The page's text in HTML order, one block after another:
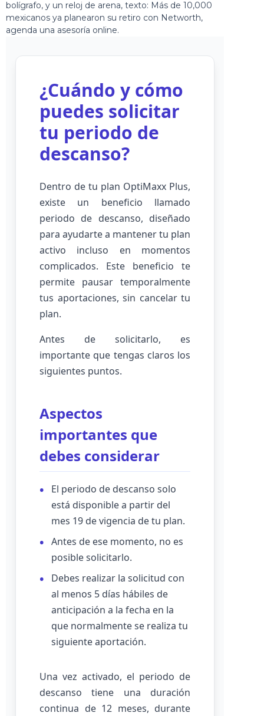
¿Cuándo y cómo
puedes solicitar
tu periodo de
descanso?
Dentro de tu plan OptiMaxx Plus,
existe un beneficio llamado
periodo de descanso, diseñado
para ayudarte a mantener tu plan
activo incluso en momentos
complicados. Este beneficio te
permite pausar temporalmente
tus aportaciones, sin cancelar tu
plan.
Antes de solicitarlo, es
importante que tengas claros los
siguientes puntos.
Aspectos
importantes que
debes considerar
El periodo de descanso solo
está disponible a partir del
mes 19 de vigencia de tu plan.
Antes de ese momento, no es
posible solicitarlo.
Debes realizar la solicitud con
al menos 5 días hábiles de
anticipación a la fecha en la
que normalmente se realiza tu
siguiente aportación.
Una vez activado, el periodo de
descanso tiene una duración
continua de 12 meses, durante